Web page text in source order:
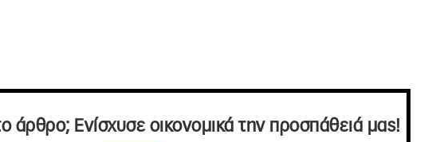
άρθρο; Ενίσχυσε οικονομικά την προσπάθειά μας!